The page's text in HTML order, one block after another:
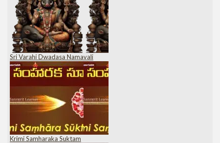
Sri Varahi Dwadasa Namavali
Krimi Samharaka Suktam